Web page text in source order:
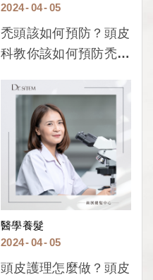
05
04
2024
禿頭該如何預防？頭皮
科教你該如何預防禿
醫學養髮
05
04
2024
頭皮護理怎麼做？頭皮